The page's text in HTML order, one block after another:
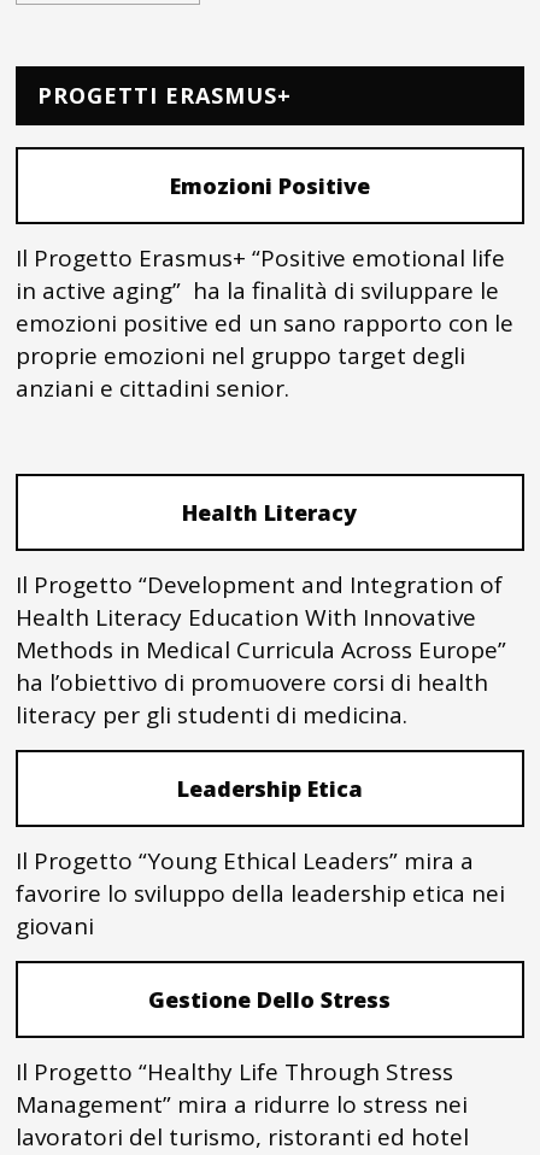
PROGETTI ERASMUS+
Emozioni Positive
Il Progetto Erasmus+ “Positive emotional life
in active aging” ha la finalità di sviluppare le
emozioni positive ed un sano rapporto con le
proprie emozioni nel gruppo target degli
anziani e cittadini senior.
Health Literacy
Il Progetto “Development and Integration of
Health Literacy Education With Innovative
Methods in Medical Curricula Across Europe”
ha l’obiettivo di promuovere corsi di health
literacy per gli studenti di medicina.
Leadership Etica
Il Progetto “Young Ethical Leaders” mira a
favorire lo sviluppo della leadership etica nei
giovani
Gestione Dello Stress
Il Progetto “Healthy Life Through Stress
Management” mira a ridurre lo stress nei
lavoratori del turismo, ristoranti ed hotel